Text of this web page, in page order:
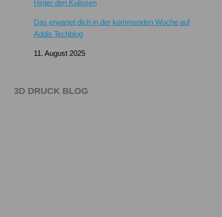
Hinter den Kulissen
Das erwartet dich in der kommenden Woche auf
Addis Techblog
11. August 2025
3D DRUCK BLOG